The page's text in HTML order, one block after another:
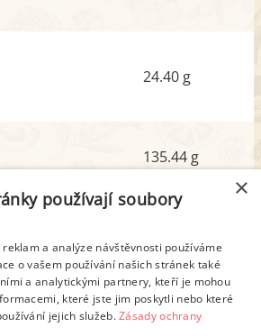
24.40 g
135.44 g
kyseliny
9.11 g
1.60 g
Detailní rozpis
×
používají soubory
a analýze návštěvnosti používáme
o vašem používání našich stránek také
a analytickými partnery, kteří je mohou
které jste jim poskytli nebo které
jejich služeb.Zásady ochrany